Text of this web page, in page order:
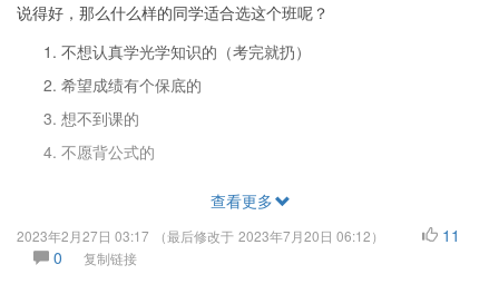
说得好，那么什么样的同学适合选这个班呢？
不想认真学光学知识的（考完就扔）
希望成绩有个保底的
想不到课的
不愿背公式的
查看更多
2023年2月27日 03:17 （最后修改于 2023年7月20日 06:12）
11
0
复制链接